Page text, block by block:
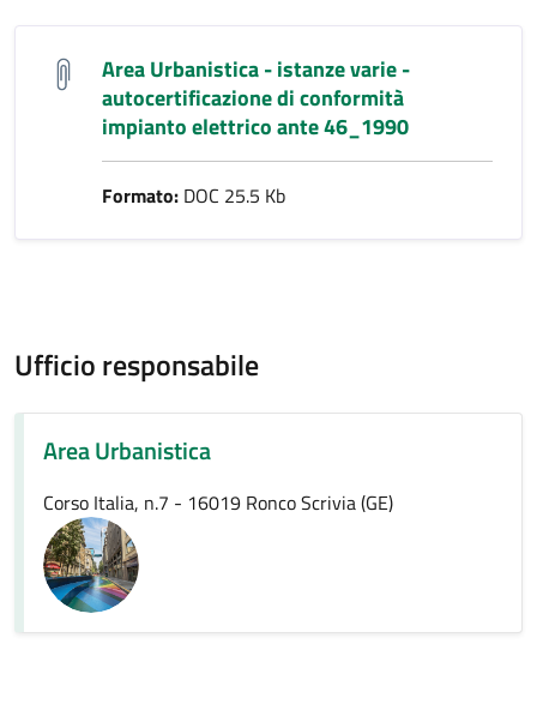
Area Urbanistica - istanze varie -
autocertificazione di conformità
impianto elettrico ante 46_1990
Formato: DOC 25.5 Kb
Ufficio responsabile
Area Urbanistica
Corso Italia, n.7 - 16019 Ronco Scrivia (GE)